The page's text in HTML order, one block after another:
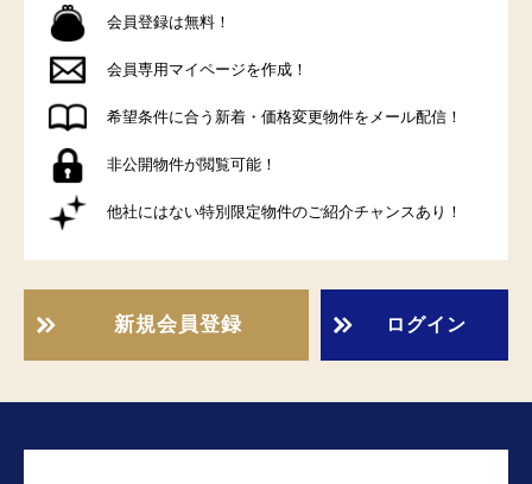
会員登録は無料！
会員専用マイページを作成！
希望条件に合う新着・価格変更物件をメール配信！
非公開物件が閲覧可能！
他社にはない特別限定物件のご紹介チャンスあり！
新規会員登録 ログイン